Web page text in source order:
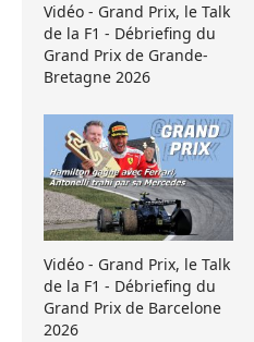
Vidéo - Grand Prix, le Talk
de la F1 - Débriefing du
Grand Prix de Grande-
Bretagne 2026
Vidéo - Grand Prix, le Talk
de la F1 - Débriefing du
Grand Prix de Barcelone
2026